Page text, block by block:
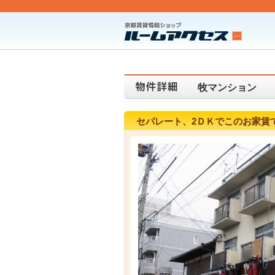
牧マンション
セパレート、2ＤＫでこのお家